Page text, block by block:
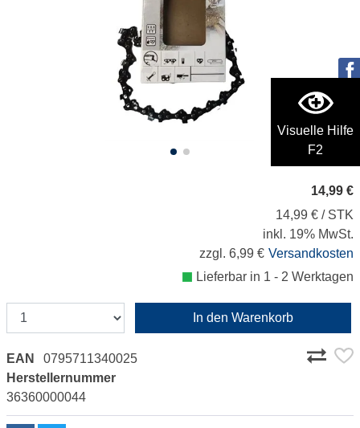
Visuelle Hilfe
F2
14,99 €
14,99 € / STK
inkl. 19% MwSt.
zzgl. 6,99 € Versandkosten
Lieferbar in 1 - 2 Werktagen
In den Warenkorb
EAN
0795711340025
Herstellernummer
36360000044